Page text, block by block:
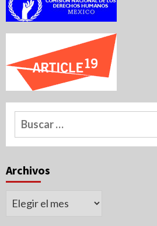
Buscar:
Archivos
Archivos